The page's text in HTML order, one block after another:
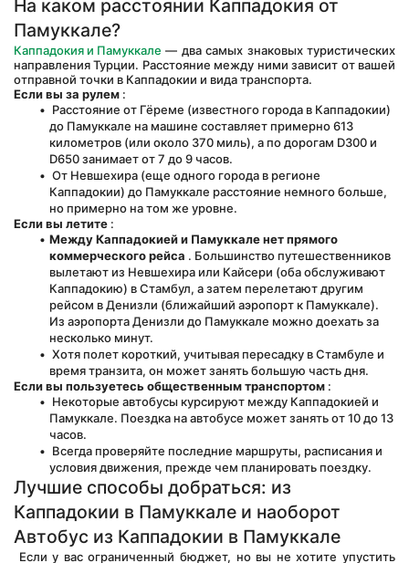
На каком расстоянии Каппадокия от
Памуккале?
Каппадокия и Памуккале — два самых знаковых туристических
направления Турции. Расстояние между ними зависит от вашей
отправной точки в Каппадокии и вида транспорта.
Если вы за рулем :
Расстояние от Гёреме (известного города в Каппадокии)
до Памуккале на машине составляет примерно 613
километров (или около 370 миль), а по дорогам D300 и
D650 занимает от 7 до 9 часов.
От Невшехира (еще одного города в регионе
Каппадокии) до Памуккале расстояние немного больше,
но примерно на том же уровне.
Если вы летите :
Между Каппадокией и Памуккале нет прямого
коммерческого рейса . Большинство путешественников
вылетают из Невшехира или Кайсери (оба обслуживают
Каппадокию) в Стамбул, а затем перелетают другим
рейсом в Денизли (ближайший аэропорт к Памуккале).
Из аэропорта Денизли до Памуккале можно доехать за
несколько минут.
Хотя полет короткий, учитывая пересадку в Стамбуле и
время транзита, он может занять большую часть дня.
Если вы пользуетесь общественным транспортом :
Некоторые автобусы курсируют между Каппадокией и
Памуккале. Поездка на автобусе может занять от 10 до 13
часов.
Всегда проверяйте последние маршруты, расписания и
условия движения, прежде чем планировать поездку.
Лучшие способы добраться: из
Каппадокии в Памуккале и наоборот
Автобус из Каппадокии в Памуккале